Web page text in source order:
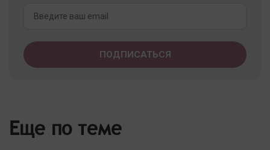
Еще по теме